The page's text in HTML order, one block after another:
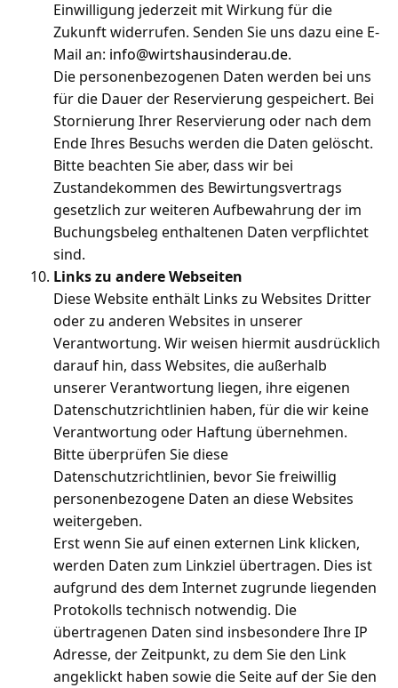
Einwilligung jederzeit mit Wirkung für die
Zukunft widerrufen. Senden Sie uns dazu eine E-
Mail an: info@wirtshausinderau.de.
Die personenbezogenen Daten werden bei uns
für die Dauer der Reservierung gespeichert. Bei
Stornierung Ihrer Reservierung oder nach dem
Ende Ihres Besuchs werden die Daten gelöscht.
Bitte beachten Sie aber, dass wir bei
Zustandekommen des Bewirtungsvertrags
gesetzlich zur weiteren Aufbewahrung der im
Buchungsbeleg enthaltenen Daten verpflichtet
sind.
Links zu andere Webseiten
Diese Website enthält Links zu Websites Dritter
oder zu anderen Websites in unserer
Verantwortung. Wir weisen hiermit ausdrücklich
darauf hin, dass Websites, die außerhalb
unserer Verantwortung liegen, ihre eigenen
Datenschutzrichtlinien haben, für die wir keine
Verantwortung oder Haftung übernehmen.
Bitte überprüfen Sie diese
Datenschutzrichtlinien, bevor Sie freiwillig
personenbezogene Daten an diese Websites
weitergeben.
Erst wenn Sie auf einen externen Link klicken,
werden Daten zum Linkziel übertragen. Dies ist
aufgrund des dem Internet zugrunde liegenden
Protokolls technisch notwendig. Die
übertragenen Daten sind insbesondere Ihre IP
Adresse, der Zeitpunkt, zu dem Sie den Link
angeklickt haben sowie die Seite auf der Sie den